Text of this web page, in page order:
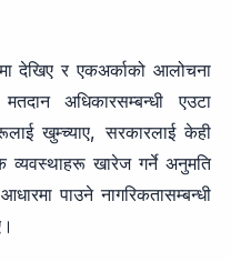
देखिए र एकअर्काको आलोचना
अधिकारसम्बन्धी एउटा
खुम्च्याए, सरकारलाई केही
व्यवस्थाहरू खारेज गर्ने अनुमति
पाउने नागरिकतासम्बन्धी